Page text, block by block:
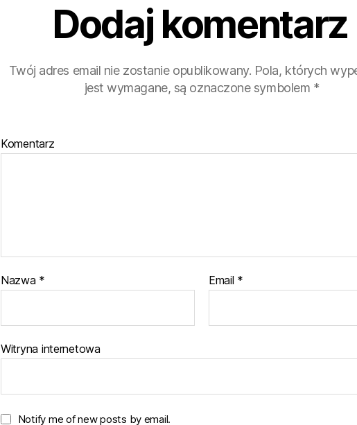
Dodaj komentarz
Twój adres email nie zostanie opublikowany. Pola, których
jest wymagane, są oznaczone symbolem *
Komentarz
Nazwa * Email *
Witryna internetowa
Notify me of new posts by email.